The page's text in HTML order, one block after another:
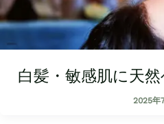
白髪・敏感肌に天
2025年